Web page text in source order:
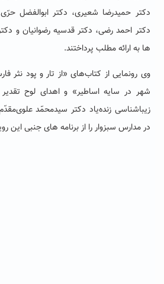
دکتر حمیدرضا شعیری، دکتر ابوالفضل
دکتر احمد رضی، دکتر قدسیه رضوانیان و
ها به ارائه مطلب پرداختند.
وی رونمایی از کتاب‌های «از تار و پود نثر
شهر در سایه اساطیر» و اهدای لوح تقدیر
زیباشناسی زنده‌یاد دکتر سیدمحمّد
در مدارس سبزوار را از برنامه های جنبی این